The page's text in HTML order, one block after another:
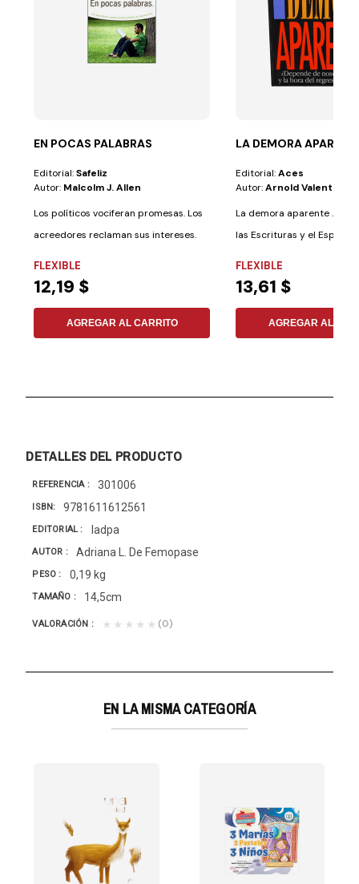
EN POCAS PALABRAS
Editorial:Safeliz
Autor: Malcolm J. Allen
Los políticos vociferan promesas. Los
acreedores reclaman sus intereses.
FLEXIBLE
12,19 $
AGREGAR AL CARRITO
LA DEMORA
Editorial:Aces
Autor:Arnold Valentin
La demora aparente . El
las Escrituras y el Espíritu
FLEXIBLE
13,61 $
AGREGAR AL
DETALLES DEL PRODUCTO
REFERENCIA 301006
ISBN 9781611612561
EDITORIAL Iadpa
AUTOR Adriana L. De Femopase
PESO 0,19 kg
TAMAÑO 14,5cm
VALORACIÓN ★★★★★ (0)
EN LA MISMA CATEGORÍA